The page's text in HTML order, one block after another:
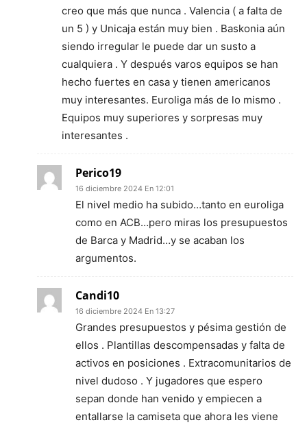
creo que más que nunca . Valencia ( a falta de
un 5 ) y Unicaja están muy bien . Baskonia aún
siendo irregular le puede dar un susto a
cualquiera . Y después varos equipos se han
hecho fuertes en casa y tienen americanos
muy interesantes. Euroliga más de lo mismo .
Equipos muy superiores y sorpresas muy
interesantes .
Perico19
16 diciembre 2024 En 12:01
El nivel medio ha subido…tanto en euroliga
como en ACB…pero miras los presupuestos
de Barca y Madrid…y se acaban los
argumentos.
Candi10
16 diciembre 2024 En 13:27
Grandes presupuestos y pésima gestión de
ellos . Plantillas descompensadas y falta de
activos en posiciones . Extracomunitarios de
nivel dudoso . Y jugadores que espero
sepan donde han venido y empiecen a
entallarse la camiseta que ahora les viene